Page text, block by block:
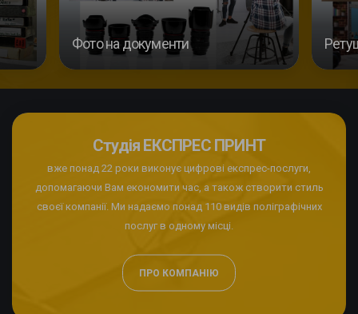
Фото на документи
Студія ЕКСПРЕС ПРИНТ
вже понад 22 роки виконує цифрові експрес-послуги,
допомагаючи Вам економити час, а також створити стиль
своєї компанії. Ми надаємо понад 110 видів поліграфічних
послуг в одному місці.
ПРО КОМПАНІЮ